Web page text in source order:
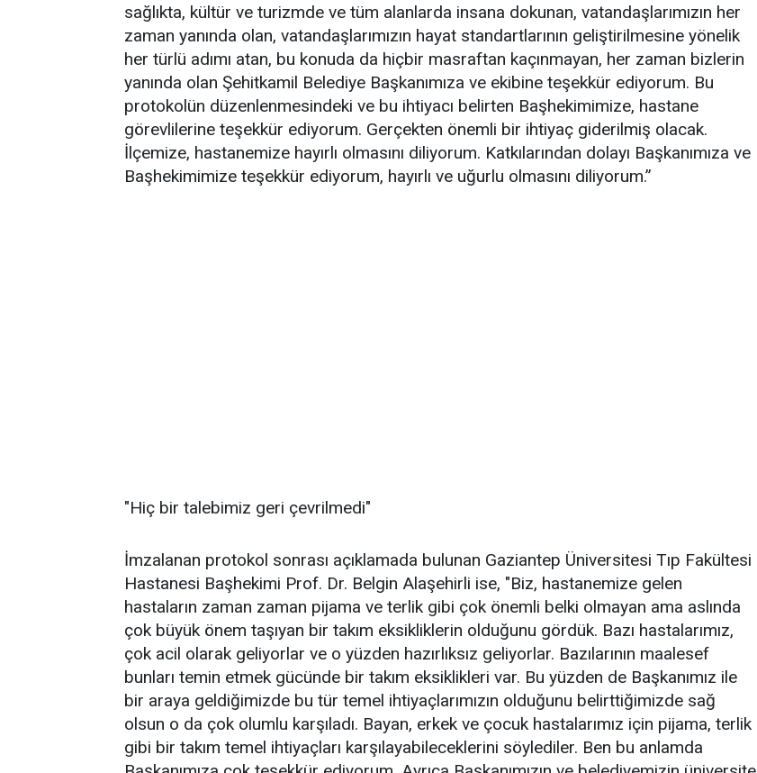
sağlıkta, kültür ve turizmde ve tüm alanlarda insana dokunan, vatandaşlarımızın her
zaman yanında olan, vatandaşlarımızın hayat standartlarının geliştirilmesine yönelik
her türlü adımı atan, bu konuda da hiçbir masraftan kaçınmayan, her zaman bizlerin
yanında olan Şehitkamil Belediye Başkanımıza ve ekibine teşekkür ediyorum. Bu
protokolün düzenlenmesindeki ve bu ihtiyacı belirten Başhekimimize, hastane
görevlilerine teşekkür ediyorum. Gerçekten önemli bir ihtiyaç giderilmiş olacak.
İlçemize, hastanemize hayırlı olmasını diliyorum. Katkılarından dolayı Başkanımıza ve
Başhekimimize teşekkür ediyorum, hayırlı ve uğurlu olmasını diliyorum.”
"Hiç bir talebimiz geri çevrilmedi"
İmzalanan protokol sonrası açıklamada bulunan Gaziantep Üniversitesi Tıp Fakültesi
Hastanesi Başhekimi Prof. Dr. Belgin Alaşehirli ise, "Biz, hastanemize gelen
hastaların zaman zaman pijama ve terlik gibi çok önemli belki olmayan ama aslında
çok büyük önem taşıyan bir takım eksikliklerin olduğunu gördük. Bazı hastalarımız,
çok acil olarak geliyorlar ve o yüzden hazırlıksız geliyorlar. Bazılarının maalesef
bunları temin etmek gücünde bir takım eksiklikleri var. Bu yüzden de Başkanımız ile
bir araya geldiğimizde bu tür temel ihtiyaçlarımızın olduğunu belirttiğimizde sağ
olsun o da çok olumlu karşıladı. Bayan, erkek ve çocuk hastalarımız için pijama, terlik
gibi bir takım temel ihtiyaçları karşılayabileceklerini söylediler. Ben bu anlamda